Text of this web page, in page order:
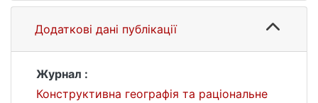
Додаткові дані публікації
Журнал :
Конструктивна географія та раціональне